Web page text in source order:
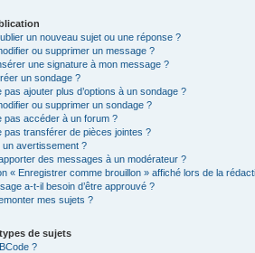
un nouveau sujet ou une réponse ?
ou supprimer un message ?
une signature à mon message ?
un sondage ?
pas ajouter plus d’options à un sondage ?
ou supprimer un sondage ?
pas accéder à un forum ?
pas transférer de pièces jointes ?
un avertissement ?
des messages à un modérateur ?
« Enregistrer comme brouillon » affiché lors de la
a-t-il besoin d’être approuvé ?
mes sujets ?
de sujets
?